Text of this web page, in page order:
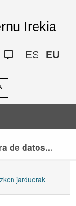
Irekia
ES EU
de datos...
jarduerak